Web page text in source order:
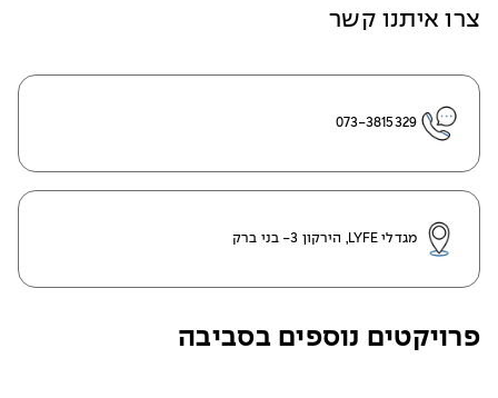
צרו איתנו קשר
073-3815329
מגדלי LYFE, הירקון 3- בני ברק
פרויקטים נוספים בסביבה